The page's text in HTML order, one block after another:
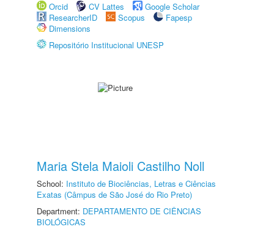
Orcid
CV Lattes
Google Scholar
ResearcherID
Scopus
Fapesp
Dimensions
Repositório Institucional UNESP
Maria Stela Maioli Castilho Noll
School: Instituto de Biociências, Letras e Ciências
Exatas (Câmpus de São José do Rio Preto)
Department: DEPARTAMENTO DE CIÊNCIAS
BIOLÓGICAS